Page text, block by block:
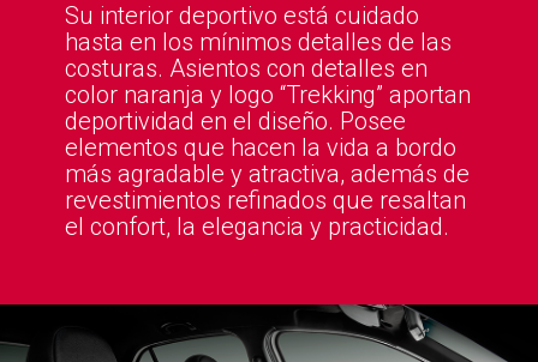
Su interior deportivo está cuidado
hasta en los mínimos detalles de las
costuras. Asientos con detalles en
color naranja y logo “Trekking” aportan
deportividad en el diseño. Posee
elementos que hacen la vida a bordo
más agradable y atractiva, además de
revestimientos refinados que resaltan
el confort, la elegancia y practicidad.